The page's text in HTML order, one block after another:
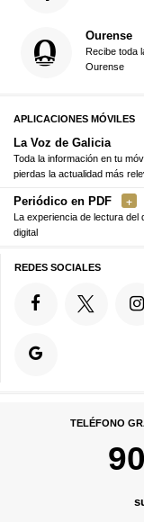
Ourense
Recibe toda
Ourense
APLICACIONES MÓVILES
La Voz de Galicia
Toda la información en tu
pierdas la actualidad más
Periódico en PDF
La experiencia de lectura
digital
REDES SOCIALES
TELÉFONO